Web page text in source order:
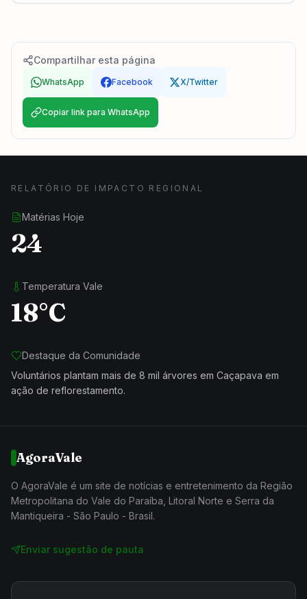
Compartilhar esta página
WhatsApp Facebook X/Twitter
Copiar link para WhatsApp
RELATÓRIO DE IMPACTO REGIONAL
Matérias Hoje
24
Temperatura Vale
18°C
Destaque da Comunidade
Voluntários plantam mais de 8 mil árvores em Caçapava em
ação de reflorestamento.
AgoraVale
O AgoraVale é um site de notícias e entretenimento da Região
Metropolitana do Vale do Paraíba, Litoral Norte e Serra da
Mantiqueira - São Paulo - Brasil.
Enviar sugestão de pauta